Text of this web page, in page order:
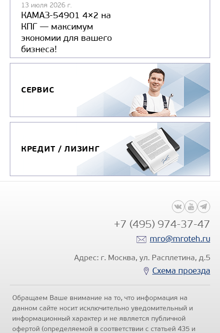
13 июля 2026 г.
КАМАЗ-54901 4×2 на
КПГ — максимум
экономии для вашего
бизнеса!
СЕРВИС
КРЕДИТ / ЛИЗИНГ
+7 (495) 974-37-47
mro@mroteh.ru
Адрес: г. Москва, ул. Расплетина, д.5
Схема проезда
Обращаем Ваше внимание на то, что информация на
данном сайте носит исключительно уведомительный и
информационный характер и не является публичной
офертой (определяемой в соответствии с статьей 435 и